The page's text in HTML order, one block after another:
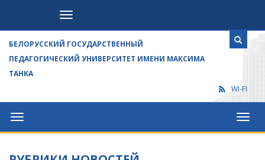
Посетителям
БЕЛОРУССКИЙ ГОСУДАРСТВЕННЫЙ
ПЕДАГОГИЧЕСКИЙ УНИВЕРСИТЕТ ИМЕНИ МАКСИМА
ТАНКА
WI-FI
Университет